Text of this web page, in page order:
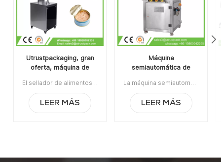
Utrustpackaging, gran
oferta, máquina de
sellador de alimentos
enlatados
El sellador de alimentos enlatados de la máquina de sellado de latas manual de venta caliente de Utrustpackaging es adecuado para sellar todo tipo de latas de PET / latas de papel compuesto, latas u otros recipientes redondos. Alta eficiencia por transmisión mecánica, estructuras simples y convenientes de mantener, peso ligero y fácil de operar.La orden mínima:1Pago:T/TPuerto de embarque:CantónRegión original:PorcelanaTiempo de espera:3-5 días después de recibir el depósito
LEER MÁS
Máquina
semiautomática de
vacío con relleno de
nitrógeno
La máquina semiautomática de envasado de latas al vacío con relleno de nitrógeno se usa ampliamente en la industria alimentaria, química, farmacéutica y de bebidas, aplicable para latas de plástico / estaño / aluminio, botellas, contenedores de frascos, etc.Artículo No:UT1BFG6La orden mínima:1Pago:TTPuerto de embarque:CantónRegión original:Guangzhou, ChinaTiempo de espera:15 días después de recibir el depósito
LEER MÁS